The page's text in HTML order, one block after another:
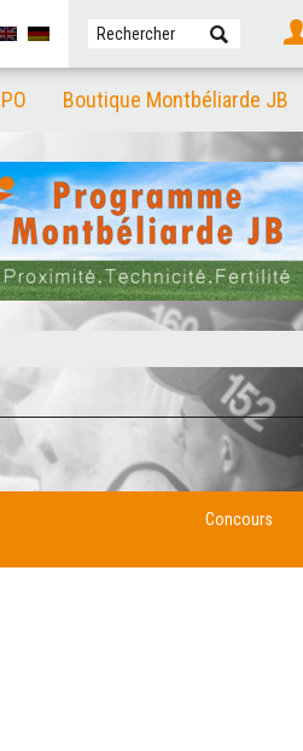
Boutique Montbéliarde JB
Concours